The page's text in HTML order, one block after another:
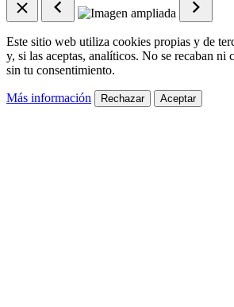
Este sitio web utiliza cookies propias y de
y, si las aceptas, analíticos. No se recaban ni
sin tu consentimiento.
Más información Rechazar Aceptar